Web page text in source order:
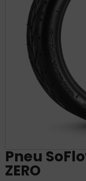
Pneu
ZERO